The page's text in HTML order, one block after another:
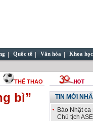
Quốc tế Văn hóa Khoa học
THỂ THAO
bì”
TIN MỚI
Báo Nhật
Chủ tịch